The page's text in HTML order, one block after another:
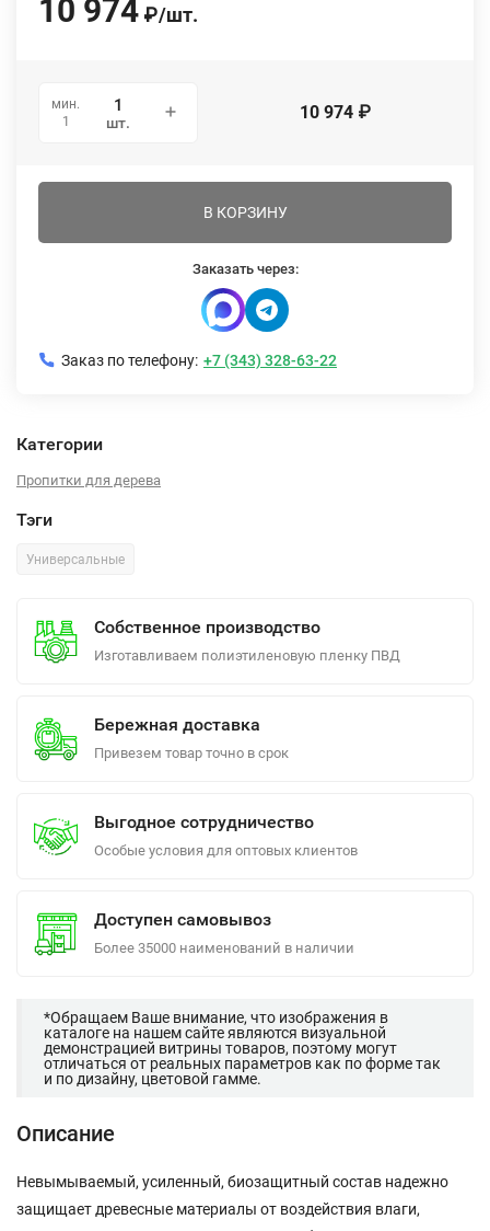
10 974 ₽/шт.
мин.
1
шт. 10 974 ₽
В КОРЗИНУ
Заказать через:
Заказ по телефону: +7 (343) 328-63-22
Категории
Пропитки для дерева
Тэги
Универсальные
Собственное производство
Изготавливаем полиэтиленовую пленку ПВД
Бережная доставка
Привезем товар точно в срок
Выгодное сотрудничество
Особые условия для оптовых клиентов
Доступен самовывоз
Более 35000 наименований в наличии
*Обращаем Ваше внимание, что изображения в
каталоге на нашем сайте являются визуальной
демонстрацией витрины товаров, поэтому могут
отличаться от реальных параметров как по форме так
и по дизайну, цветовой гамме.
Описание
Невымываемый, усиленный, биозащитный состав надежно
защищает древесные материалы от воздействия влаги,